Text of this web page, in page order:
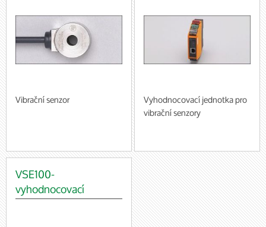
Vibrační senzor Vyhodnocovací jednotka pro
vibrační senzory
VSE100-
vyhodnocovací
jednotka